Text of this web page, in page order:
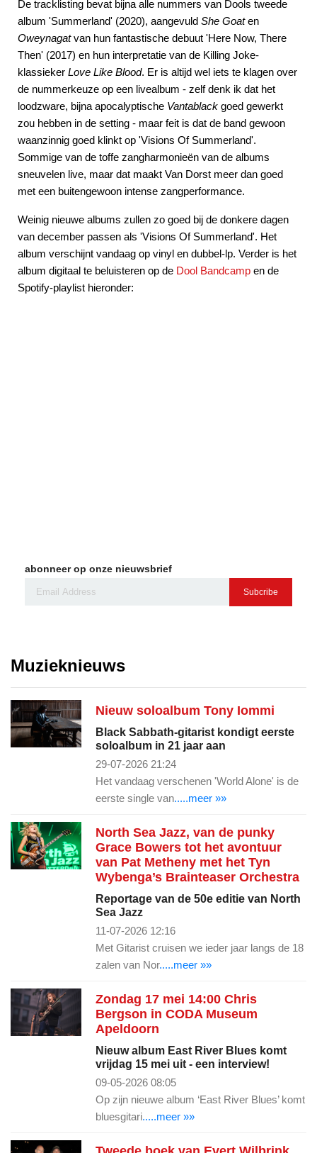
De tracklisting bevat bijna alle nummers van Dools tweede
album 'Summerland' (2020), aangevuld She Goaten
Oweynagatvan hun fantastische debuut 'Here Now, There
Then' (2017) en hun interpretatie van de Killing Joke-
klassieker Love Like Blood. Er is altijd wel iets te klagen over
de nummerkeuze op een livealbum - zelf denk ik dat het
loodzware, bijna apocalyptische Vantablack goed gewerkt
zou hebben in de setting - maar feit is dat de band gewoon
waanzinnig goed klinkt op 'Visions Of Summerland'.
Sommige van de toffe zangharmonieën van de albums
sneuvelen live, maar dat maakt Van Dorst meer dan goed
met een buitengewoon intense zangperformance.
Weinig nieuwe albums zullen zo goed bij de donkere dagen
van december passen als 'Visions Of Summerland'. Het
album verschijnt vandaag op vinyl en dubbel-lp. Verder is het
album digitaal te beluisteren op de Dool Bandcamp en de
Spotify-playlist hieronder:
abonneer op onze nieuwsbrief
Subcribe
Muzieknieuws
Nieuw soloalbum Tony Iommi
Black Sabbath-gitarist kondigt eerste
soloalbum in 21 jaar aan
29-07-2026 21:24
Het vandaag verschenen 'World Alone' is de
eerste single van.....meer »»
North Sea Jazz, van de punky
Grace Bowers tot het avontuur
van Pat Metheny met het Tyn
Wybenga’s Brainteaser Orchestra
Reportage van de 50e editie van North
Sea Jazz
11-07-2026 12:16
Met Gitarist cruisen we ieder jaar langs de 18
zalen van Nor.....meer »»
Zondag 17 mei 14:00 Chris
Bergson in CODA Museum
Apeldoorn
Nieuw album East River Blues komt
vrijdag 15 mei uit - een interview!
09-05-2026 08:05
Op zijn nieuwe album ‘East River Blues’ komt
bluesgitari.....meer »»